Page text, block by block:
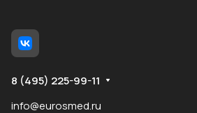
8 (495) 225-99-11
info@eurosmed.ru